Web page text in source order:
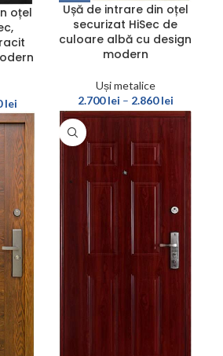
oțel
lei
Ușă de intrare din oțel
securizat HiSec de
culoare albă cu design
modern
Uși metalice
2.700lei – 2.860lei